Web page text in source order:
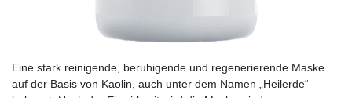
Eine stark reinigende, beruhigende und regenerierende Maske
auf der Basis von Kaolin, auch unter dem Namen „Heilerde“